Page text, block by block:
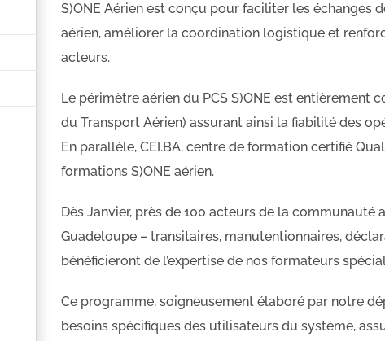
S)ONE Aérien est conçu pour faciliter les échanges
aérien, améliorer la coordination logistique et
acteurs.
Le périmètre aérien du PCS S)ONE est entièrement
du Transport Aérien) assurant ainsi la fiabilité des
En parallèle, CEI.BA, centre de formation certifié
formations S)ONE aérien.
Dès Janvier, près de 100 acteurs de la communauté
Guadeloupe – transitaires, manutentionnaires,
bénéficieront de l’expertise de nos formateurs
Ce programme, soigneusement élaboré par notre
besoins spécifiques des utilisateurs du système,